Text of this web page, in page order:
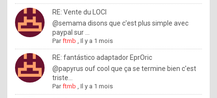
a
n
t
o
n
RE: Vente du LOCI
@semama disons que c'est plus simple avec
paypal sur ...
Parftmb ,Il y a 1 mois
RE: fantástico adaptador EprOric
@papyrus ouf cool que ça se termine bien c'est
triste...
Parftmb ,Il y a 1 mois